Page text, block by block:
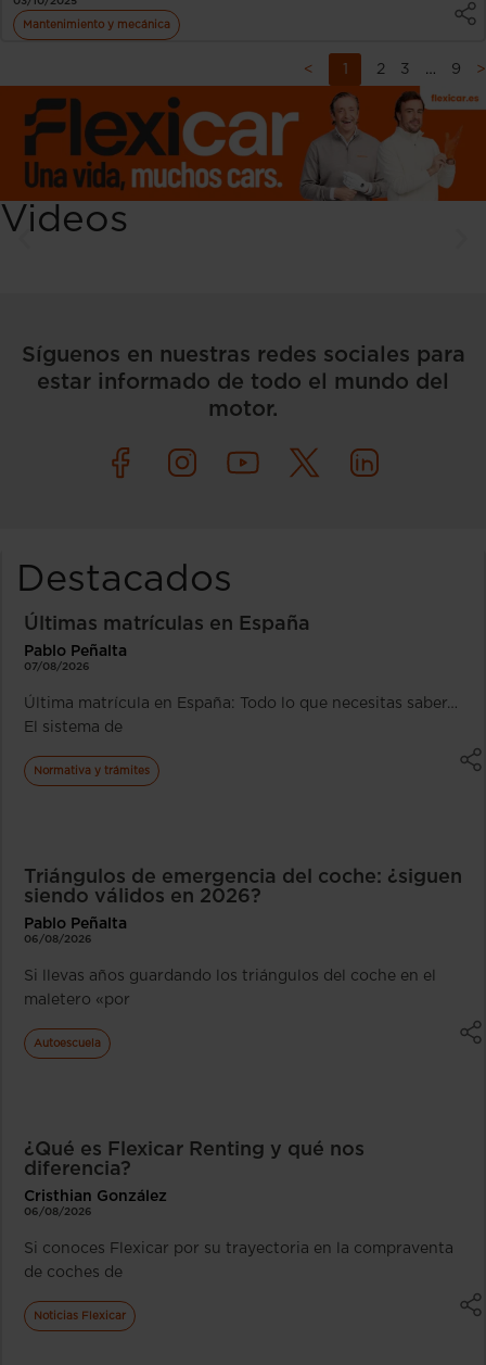
Mantenimiento y mecánica
< 1 2 3 … 9 >
Videos
Síguenos en nuestras redes sociales para
estar informado de todo el mundo del
motor.
Destacados
Últimas matrículas en España
Pablo Peñalta
07/08/2026
Última matrícula en España: Todo lo que necesitas saber…
El sistema de
Normativa y trámites
Triángulos de emergencia del coche: ¿siguen
siendo válidos en 2026?
Pablo Peñalta
06/08/2026
Si llevas años guardando los triángulos del coche en el
maletero «por
Autoescuela
¿Qué es Flexicar Renting y qué nos
diferencia?
Cristhian González
06/08/2026
Si conoces Flexicar por su trayectoria en la compraventa
de coches de
Noticias Flexicar